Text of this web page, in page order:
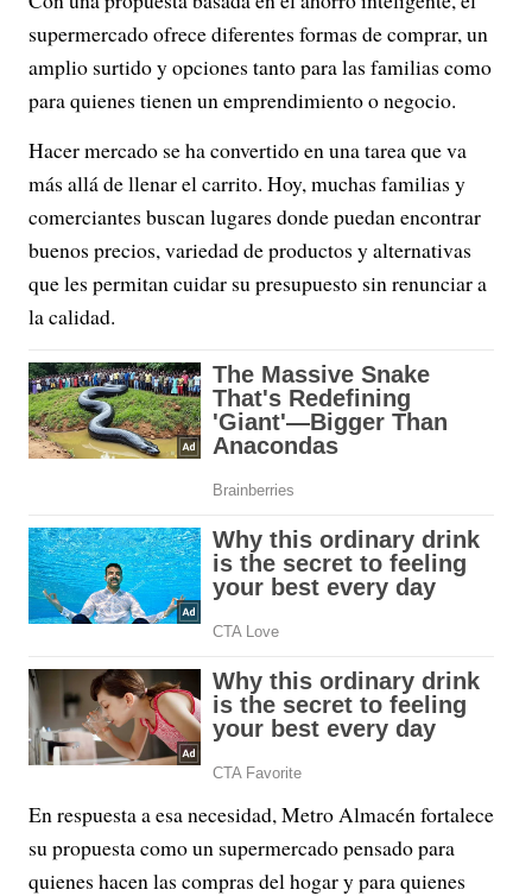
supermercado ofrece diferentes formas de comprar, un
amplio surtido y opciones tanto para las familias como
para quienes tienen un emprendimiento o negocio.
Hacer mercado se ha convertido en una tarea que va
más allá de llenar el carrito. Hoy, muchas familias y
comerciantes buscan lugares donde puedan encontrar
buenos precios, variedad de productos y alternativas
que les permitan cuidar su presupuesto sin renunciar a
la calidad.
En respuesta a esa necesidad, Metro Almacén fortalece
su propuesta como un supermercado pensado para
quienes hacen las compras del hogar y para quienes